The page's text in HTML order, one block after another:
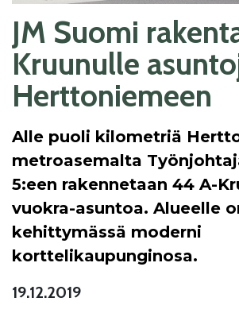
JM Suomi
Kruunulle
Herttoniemeen
Alle puoli kilometriä
metroasemalta
5:een rakennetaan 44 A-
vuokra-asuntoa. Alueelle
kehittymässä moderni
korttelikaupunginosa.
19.12.2019